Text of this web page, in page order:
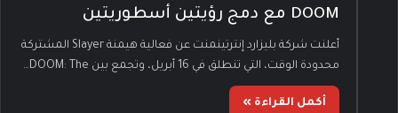
DOOM مع دمج رؤيتين أسطوريتين
أعلنت شركة بليزارد إنترتينمنت عن فعالية هيمنة Slayer المشتركة
محدودة الوقت، التي تنطلق في 16 أبريل، وتجمع بين DOOM: The…
أكمل القراءة »